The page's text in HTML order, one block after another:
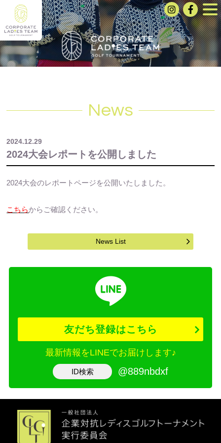
News
2024.12.29
2024大会レポートを公開しました
2024大会のレポートページを公開いたしました。
こちらからご確認ください。
News List
友だち登録はこちら
最新情報をLINEでお届けします♪
ID検索 @889nbdxf